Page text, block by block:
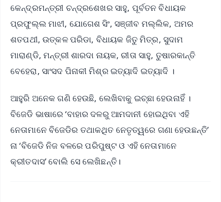
କେନ୍ଦ୍ରମନ୍ତ୍ରୀ ଚନ୍ଦ୍ରଶେଖର ସାହୁ, ପୂର୍ବତନ ବିଧାୟକ
ପ୍ରଫୁଲ୍ଲ ମାଝୀ, ଯୋଗେଶ ସିଂ, ସଞ୍ଜୀବ ମଲ୍ଲିକ, ଅମର
ଶତପଥୀ, ଉତ୍କଳ ପରିଡା, ବିଧାୟକ ଜିତୁ ମିତ୍ର, ସୁଦାମ
ମାରାଣ୍ଡି, ମନ୍ତ୍ରୀ ଶାରଦା ନାୟକ, ରୀତା ସାହୁ, ତୁଷାରକାନ୍ତି
ବେହେରା, ସାଂସଦ ପିନାକୀ ମିଶ୍ର ଇତ୍ୟାଦି ଇତ୍ୟାଦି ।
ଆହୁରି ଅନେକ ଗଣି ହେଉଛି, ଲେଖିବାକୁ ଇଚ୍ଛା ହେଉନାହିଁ ।
ବିଜେଡି ଭାଷାରେ ‘ବାହାର ଦଳରୁ ଆମଦାନୀ ହୋଇଥିବା ଏହି
ନେତାମାନେ ବିଜେଡିର ତଥାକଥିତ ନେତୃତ୍ୱରେ ଗଣା ହେଉଛନ୍ତି’
ନା ‘ବିଜେଡି ନିଜ ବଳରେ ପରିପୁଷ୍ଟ ଓ ଏହି ନେତାମାନେ
କ୍ରୀତଦାସ’ ବୋଲି ସେ ଲେଖିଛନ୍ତି।